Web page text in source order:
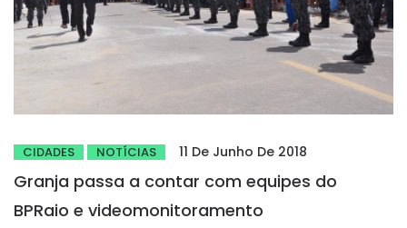
CIDADES NOTÍCIAS 11 De Junho De 2018
Granja passa a contar com equipes do
BPRaio e videomonitoramento